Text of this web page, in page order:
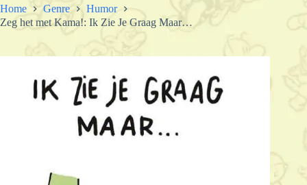
Home Genre
Humor
Zeg het met Kama!: Ik Zie Je Graag Maar…